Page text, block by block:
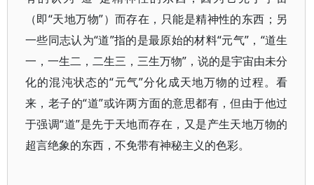
（即“天地万物”）而存在，只能是精神性的东西；另
一些同志认为“道”指的是最原始的材料“元气”，“道生
一，一生二，二生三，三生万物”，说的是宇宙由未分
化的混沌状态的“元气”分化成天地万物的过程。看
来，老子的“道”或许两方面的意思都有，但由于他过
于强调“道”是先于天地而存在，又是产生天地万物的
超言绝象的东西，不免带有神秘主义的色彩。